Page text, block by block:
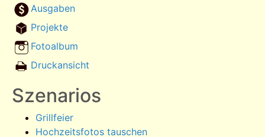
Ausgaben
Projekte
Fotoalbum
Druckansicht
Szenarios
Grillfeier
Hochzeitsfotos tauschen